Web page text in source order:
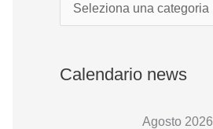
n
w
Calendario news
Agosto 2026